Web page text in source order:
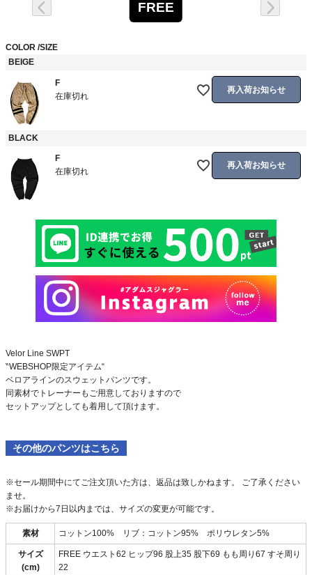
FREE
COLOR SIZE
BEIGE
F
在庫切れ
再入荷お知らせ
BLACK
F
在庫切れ
再入荷お知らせ
Velor Line SWPT
‶WEBSHOP限定アイテム“
ベロアラインのスウェットパンツです。
同素材でトレーナーもご用意しておりますので
セットアップとしても着用して頂けます。
その他のパンツはこちら
※セール期間中にてご注文頂いた方は、返品は致しかねます。 ご了承ください
ませ。
※お届けから7日以内までは、サイズの変更が可能です。
素材 コットン100% リブ：コットン95% ポリウレタン5%
サイズ
(cm)
FREE ウエスト62 ヒップ96 股上35 股下69 もも周り67 すそ周り
22